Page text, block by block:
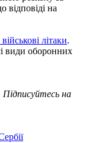
на
літаки.
види оборонних
на